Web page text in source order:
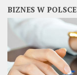
BIZNES W POLSCE